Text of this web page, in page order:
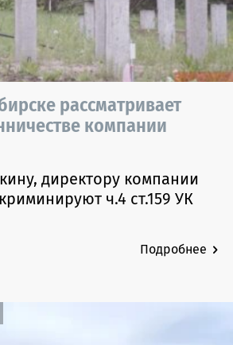
рассматривает
компании
директору компании
ч.4 ст.159 УК
Подробнее